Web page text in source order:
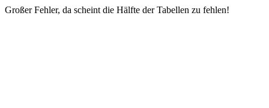
Großer Fehler, da scheint die Hälfte der Tabellen zu fehlen!